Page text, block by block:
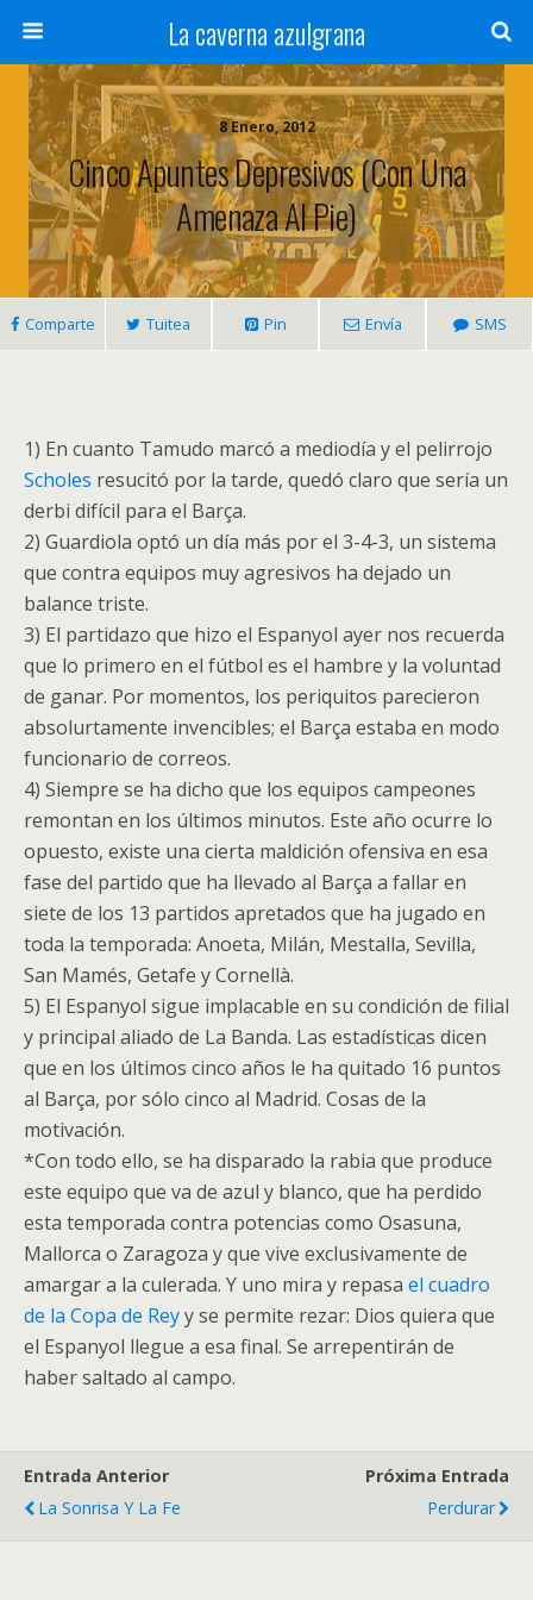
La caverna azulgrana
8 Enero, 2012
Cinco Apuntes Depresivos (con Una
Amenaza Al Pie)
Comparte Tuitea Pin Envía SMS
1) En cuanto Tamudo marcó a mediodía y el pelirrojo
Scholes resucitó por la tarde, quedó claro que sería un
derbi difícil para el Barça.
2) Guardiola optó un día más por el 3-4-3, un sistema
que contra equipos muy agresivos ha dejado un
balance triste.
3) El partidazo que hizo el Espanyol ayer nos recuerda
que lo primero en el fútbol es el hambre y la voluntad
de ganar. Por momentos, los periquitos parecieron
absolurtamente invencibles; el Barça estaba en modo
funcionario de correos.
4) Siempre se ha dicho que los equipos campeones
remontan en los últimos minutos. Este año ocurre lo
opuesto, existe una cierta maldición ofensiva en esa
fase del partido que ha llevado al Barça a fallar en
siete de los 13 partidos apretados que ha jugado en
toda la temporada: Anoeta, Milán, Mestalla, Sevilla,
San Mamés, Getafe y Cornellà.
5) El Espanyol sigue implacable en su condición de filial
y principal aliado de La Banda. Las estadísticas dicen
que en los últimos cinco años le ha quitado 16 puntos
al Barça, por sólo cinco al Madrid. Cosas de la
motivación.
*Con todo ello, se ha disparado la rabia que produce
este equipo que va de azul y blanco, que ha perdido
esta temporada contra potencias como Osasuna,
Mallorca o Zaragoza y que vive exclusivamente de
amargar a la culerada. Y uno mira y repasa el cuadro
de la Copa de Reyy se permite rezar: Dios quiera que
el Espanyol llegue a esa final. Se arrepentirán de
haber saltado al campo.
Entrada Anterior
La Sonrisa Y La Fe
Próxima Entrada
Perdurar